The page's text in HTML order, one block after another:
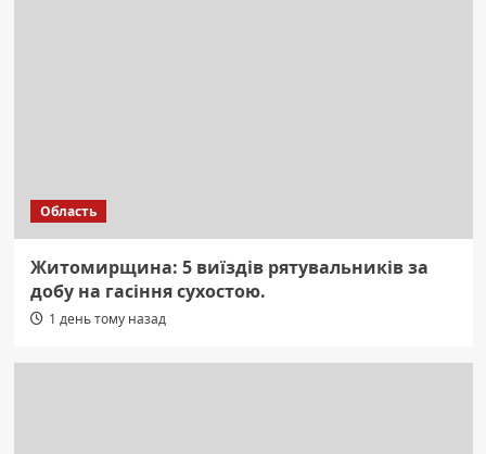
Область
Житомирщина: 5 виїздів рятувальників за
добу на гасіння сухостою.
1 день тому назад